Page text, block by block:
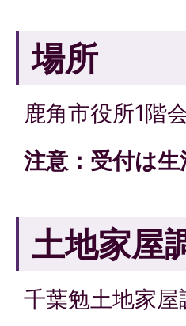
場所
鹿角市役所1階
注意：受付は生
土地家屋
千葉勉土地家屋